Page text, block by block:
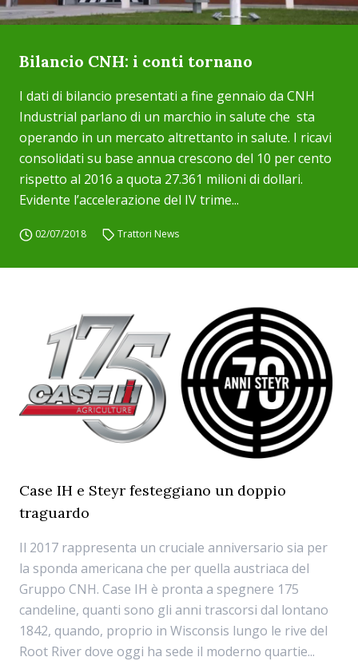
Bilancio CNH: i conti tornano
I dati di bilancio presentati a fine gennaio da CNH
Industrial parlano di un marchio in salute che sta
operando in un mercato altrettanto in salute. I ricavi
consolidati su base annua crescono del 10 per cento
rispetto al 2016 a quota 27.361 milioni di dollari.
Evidente l’accelerazione del IV trime...
02/07/2018 Trattori News
Case IH e Steyr festeggiano un doppio
traguardo
Il 2017 rappresenta un cruciale anniversario sia per
la sponda americana che per quella austriaca del
Gruppo CNH. Case IH è pronta a spegnere 175
candeline, quanti sono gli anni trascorsi dal lontano
1842, quando, proprio in Wisconsis lungo le rive del
Root River dove oggi ha sede il moderno quartie...